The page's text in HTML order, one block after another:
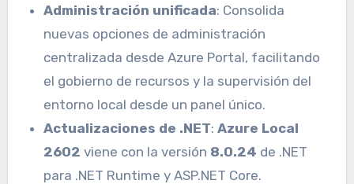
Administración unificada: Consolida
nuevas opciones de administración
centralizada desde Azure Portal, facilitando
el gobierno de recursos y la supervisión del
entorno local desde un panel único.
Actualizaciones de .NET:Azure Local
2602 viene con la versión 8.0.24 de .NET
para .NET Runtime y ASP.NET Core.